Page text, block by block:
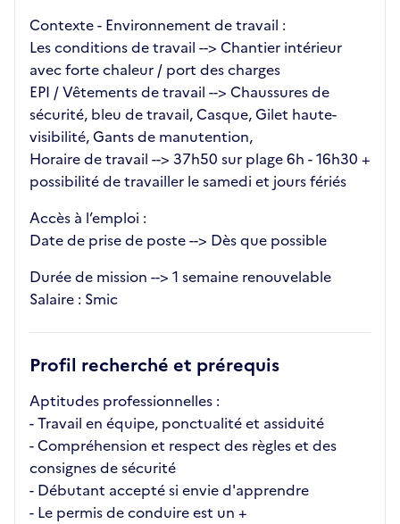
Contexte - Environnement de travail :
Les conditions de travail --> Chantier intérieur
avec forte chaleur / port des charges
EPI / Vêtements de travail --> Chaussures de
sécurité, bleu de travail, Casque, Gilet haute-
visibilité, Gants de manutention,
Horaire de travail --> 37h50 sur plage 6h - 16h30 +
possibilité de travailler le samedi et jours fériés
Accès à l’emploi :
Date de prise de poste --> Dès que possible
Durée de mission --> 1 semaine renouvelable
Salaire : Smic
Profil recherché et prérequis
Aptitudes professionnelles :
- Travail en équipe, ponctualité et assiduité
- Compréhension et respect des règles et des
consignes de sécurité
- Débutant accepté si envie d'apprendre
- Le permis de conduire est un +